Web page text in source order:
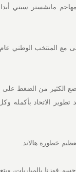
مهاجم مانشستر سيتي
من الضغط على
تطوير الاتحاد بأكمله
خطورة هالاند.
فوزنا بالمباريات،